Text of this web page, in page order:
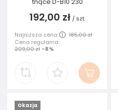
192,00 zł / szt.
Najniższa cena:
185,00 zł
Cena regularna:
209,00 zł -8%
Okazja